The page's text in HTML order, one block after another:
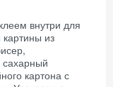
внутри для
из
картона с